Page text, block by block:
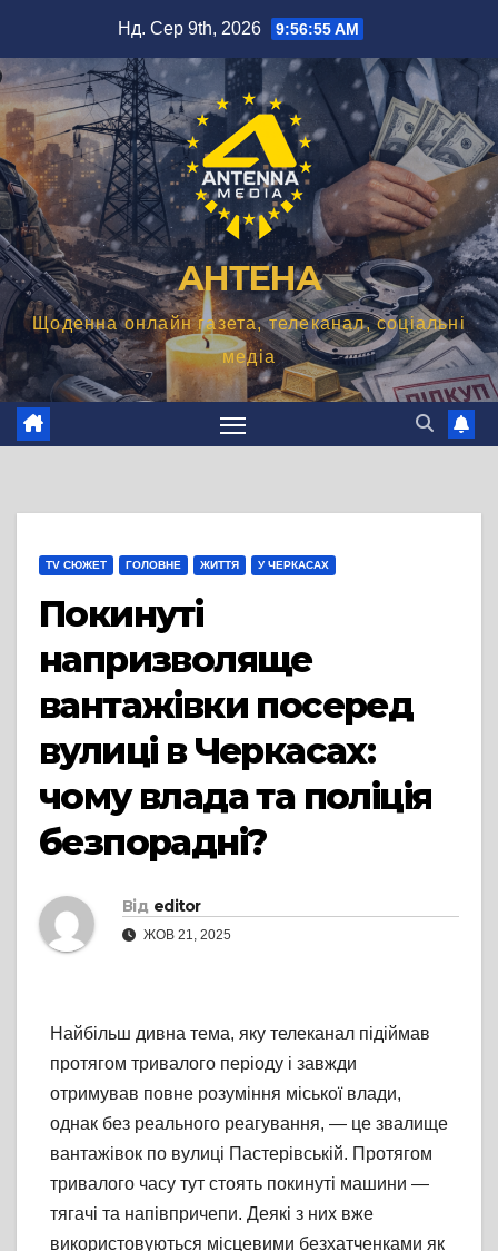
вмісту
Нд. Сер 9th, 2026 9:56:56 AM
АНТЕНА
Щоденна онлайн газета, телеканал, соціальні
медіа
TV СЮЖЕТ ГОЛОВНЕ ЖИТТЯ У ЧЕРКАСАХ
Покинуті
напризволяще
вантажівки посеред
вулиці в Черкасах:
чому влада та поліція
безпорадні?
Від editor
ЖОВ 21, 2025
Найбільш дивна тема, яку телеканал підіймав
протягом тривалого періоду і завжди
отримував повне розуміння міської влади,
однак без реального реагування, — це звалище
вантажівок по вулиці Пастерівській. Протягом
тривалого часу тут стоять покинуті машини —
тягачі та напівпричепи. Деякі з них вже
використовуються місцевими безхатченками як